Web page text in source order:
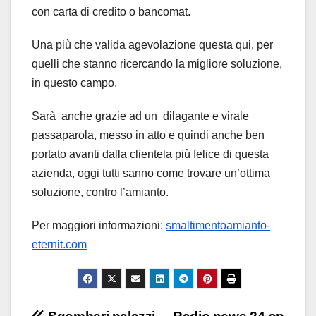
con carta di credito o bancomat.
Una più che valida agevolazione questa qui, per
quelli che stanno ricercando la migliore soluzione,
in questo campo.
Sarà anche grazie ad un dilagante e virale
passaparola, messo in atto e quindi anche ben
portato avanti dalla clientela più felice di questa
azienda, oggi tutti sanno come trovare un’ottima
soluzione, contro l’amianto.
Per maggiori informazioni: smaltimentoamianto-
eternit.com